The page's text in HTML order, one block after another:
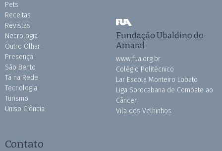
Pets
Receitas
Revistas
Necrologia
Outro Olhar
Presença
São Bento
Tá na Rede
Tecnologia
Turismo
Uniso Ciência
Fundação Ubaldino do
Amaral
www.fua.org.br
Colégio Politécnico
Lar Escola Monteiro Lobato
Liga Sorocabana de Combate ao
Câncer
Vila dos Velhinhos
Contato